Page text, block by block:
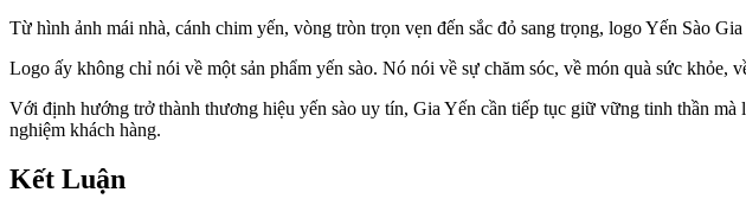
Từ hình ảnh mái nhà, cánh chim yến, vòng tròn trọn vẹn đến sắc đỏ sang trọng, logo Yến Sào
Logo ấy không chỉ nói về một sản phẩm yến sào. Nó nói về sự chăm sóc, về món quà sức khỏe,
Với định hướng trở thành thương hiệu yến sào uy tín, Gia Yến cần tiếp tục giữ vững tinh thần
nghiệm khách hàng.
Kết Luận